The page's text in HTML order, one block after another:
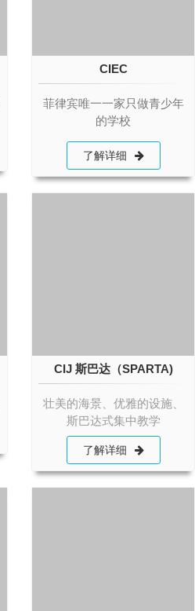
CIEC
菲律宾唯一一家只做青少年
的学校
了解详细
CIJ 斯巴达（SPARTA)
壮美的海景、优雅的设施、
斯巴达式集中教学
了解详细